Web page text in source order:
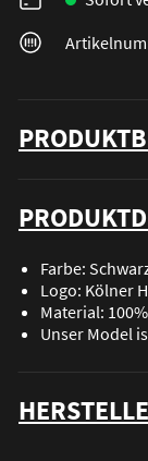
Farbe:
Logo: Kölner
Material:
Unser Model